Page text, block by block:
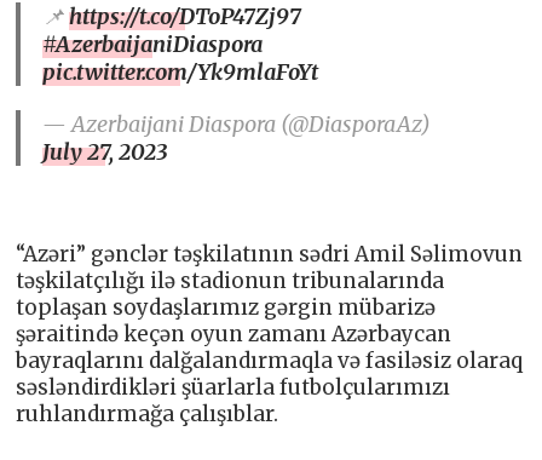
📌https://t.co/DToP47Zj97
#AzerbaijaniDiaspora
pic.twitter.com/Yk9mlaFoYt
— Azerbaijani Diaspora (@DiasporaAz)
July 27, 2023
“Azəri” gənclər təşkilatının sədri Amil Səlimovun
təşkilatçılığı ilə stadionun tribunalarında
toplaşan soydaşlarımız gərgin mübarizə
şəraitində keçən oyun zamanı Azərbaycan
bayraqlarını dalğalandırmaqla və fasiləsiz olaraq
səsləndirdikləri şüarlarla futbolçularımızı
ruhlandırmağa çalışıblar.